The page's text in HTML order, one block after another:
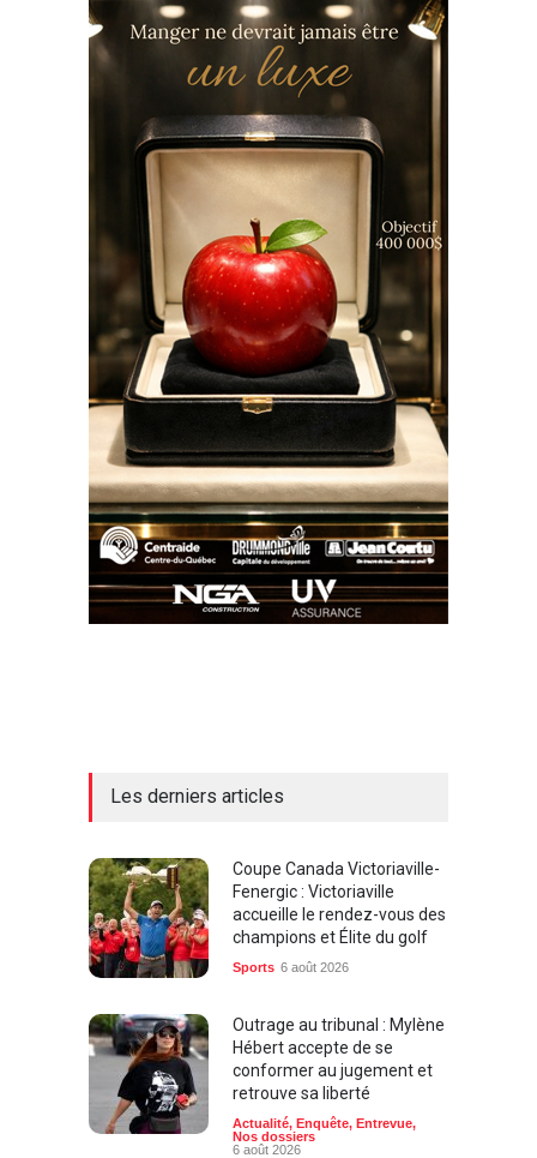
Les derniers articles
Coupe Canada Victoriaville-
Fenergic : Victoriaville
accueille le rendez-vous des
champions et Élite du golf
Sports 6 août 2026
Outrage au tribunal : Mylène
Hébert accepte de se
conformer au jugement et
retrouve sa liberté
Actualité Enquête Entrevue
Nos dossiers
6 août 2026